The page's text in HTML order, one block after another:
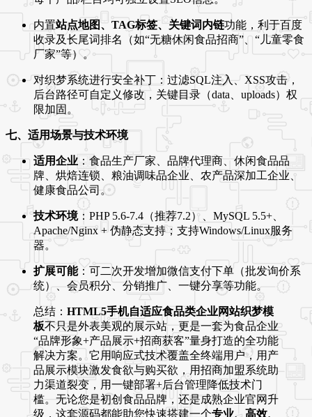
内置站点地图、TAG标签、关键词内链功能，利于百度
收录及长尾词排名（如“无糖休闲食品招商”、“儿童零食
厂家”等）。
对织梦系统进行安全补丁：过滤SQL注入、XSS攻击，
后台路径可自定义修改，关键目录（data、uploads）权
限加固。
七、适用场景与技术环境
适用企业 ：食品生产厂家、品牌代理商、休闲食品品
牌、烘焙连锁、粮油调味品企业、农产品深加工企业、
健康食品公司。
技术环境：PHP 5.6-7.4（推荐7.2）、MySQL 5.5+、
Apache/Nginx + 伪静态支持；支持Windows/Linux服务
器。
扩展可能：可二次开发增加微信支付下单（批发询价系
统）、会员积分、分销推广、一键分享等功能。
总结： HTML5手机自适应食品类企业网站织梦模
板不只是外表美观的展示站，更是一套为食品企业
“品牌形象+产品展示+招商获客”量身打造的全功能
解决方案。它用响应式技术覆盖全终端用户，用产
品展示模块激发食欲与购买欲，用招商加盟系统助
力渠道裂变，用一键部署+后台管理降低技术门
槛。无论您是初创食品品牌，还是成熟企业官网升
级，这套源码都能助您快速搭建一个专业、高效、